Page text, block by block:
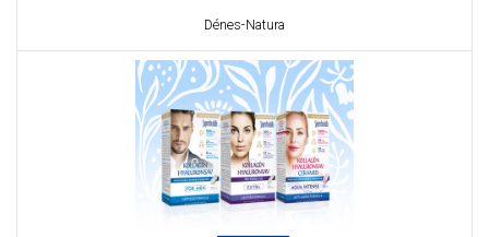
Dénes-Natura